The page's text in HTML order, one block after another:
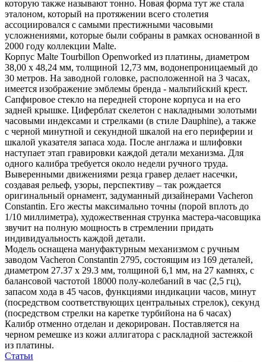
которую также называют тонно. Новая форма тут же стала
эталоном, который на протяжении всего столетия
ассоциировался с самыми престижными часовыми
усложнениями, которые были собраны в рамках основанной в
2000 году коллекции Malte.
Корпус Malte Tourbillon Openworked из платины, диаметром
38,00 х 48,24 мм, толщиной 12,73 мм, водонепроницаемый до
30 метров. На заводной головке, расположенной на 3 часах,
имеется изображение эмблемы бренда - мальтийский крест.
Сапфировое стекло на передней стороне корпуса и на его
задней крышке. Циферблат скелетон с накладными золотыми
часовыми индексами и стрелками (в стиле Dauphine), а также
с черной минутной и секундной шкалой на его периферии и
шкалой указателя запаса хода. После англажа и шлифовки
наступает этап гравировки каждой детали механизма. Для
одного калибра требуется около недели ручного труда.
Выверенными движениями резца гравер делает насечки,
создавая рельеф, узоры, перспективу – так рождается
оригинальный орнамент, задуманный дизайнерами Vacheron
Constantin. Его жесты максимально точны (порой вплоть до
1/10 миллиметра), художественная струнка мастера-часовщика
звучит на полную мощность в стремлении придать
индивидуальность каждой детали.
Модель оснащена мануфактурным механизмом с ручным
заводом Vacheron Constantin 2795, состоящим из 169 деталей,
диаметром 27.37 x 29.3 мм, толщиной 6,1 мм, на 27 камнях, с
балансовой частотой 18000 полу-колебаний в час (2,5 гц),
запасом хода в 45 часов, функциями индикации часов, минут
(посредством соответствующих центральных стрелок), секунд
(посредством стрелки на каретке турбийона на 6 часах)
Калибр отменно отделан и декорирован. Поставляется на
черном ремешке из кожи аллигатора с раскладной застежкой
из платины.
Статьи